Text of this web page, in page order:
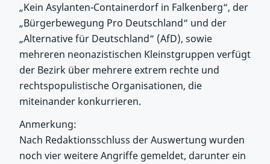
„Kein Asylanten-Containerdorf in Falkenberg“, der
„Bürgerbewegung Pro Deutschland“ und der
„Alternative für Deutschland“ (AfD), sowie
mehreren neonazistischen Kleinstgruppen verfügt
der Bezirk über mehrere extrem rechte und
rechtspopulistische Organisationen, die
miteinander konkurrieren.
Anmerkung:
Nach Redaktionsschluss der Auswertung wurden
noch vier weitere Angriffe gemeldet, darunter ein